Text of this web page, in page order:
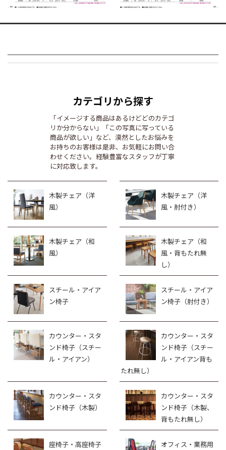
カテゴリから探す
「イメージする商品はあるけどどのカテゴ
リか分からない」「この写真に写っている
商品が欲しい」など、漠然としたお悩みを
お持ちのお客様は是非、お気軽にお問い合
わせください。経験豊富なスタッフが丁寧
に対応致します。
木製チェア（洋
風）
木製チェア（洋
風・肘付き）
木製チェア（和
風）
木製チェア（和
風・背もたれ無
し）
スチール・アイア
ン椅子
スチール・アイア
ン椅子（肘付き）
カウンター・スタ
ンド椅子（スチー
ル・アイアン）
カウンター・スタ
ンド椅子（スチー
ル・アイアン背も
たれ無し）
カウンター・スタ
ンド椅子（木製）
カウンター・スタ
ンド椅子（木製、
背もたれ無し）
座椅子・高座椅子
オフィス・業務用